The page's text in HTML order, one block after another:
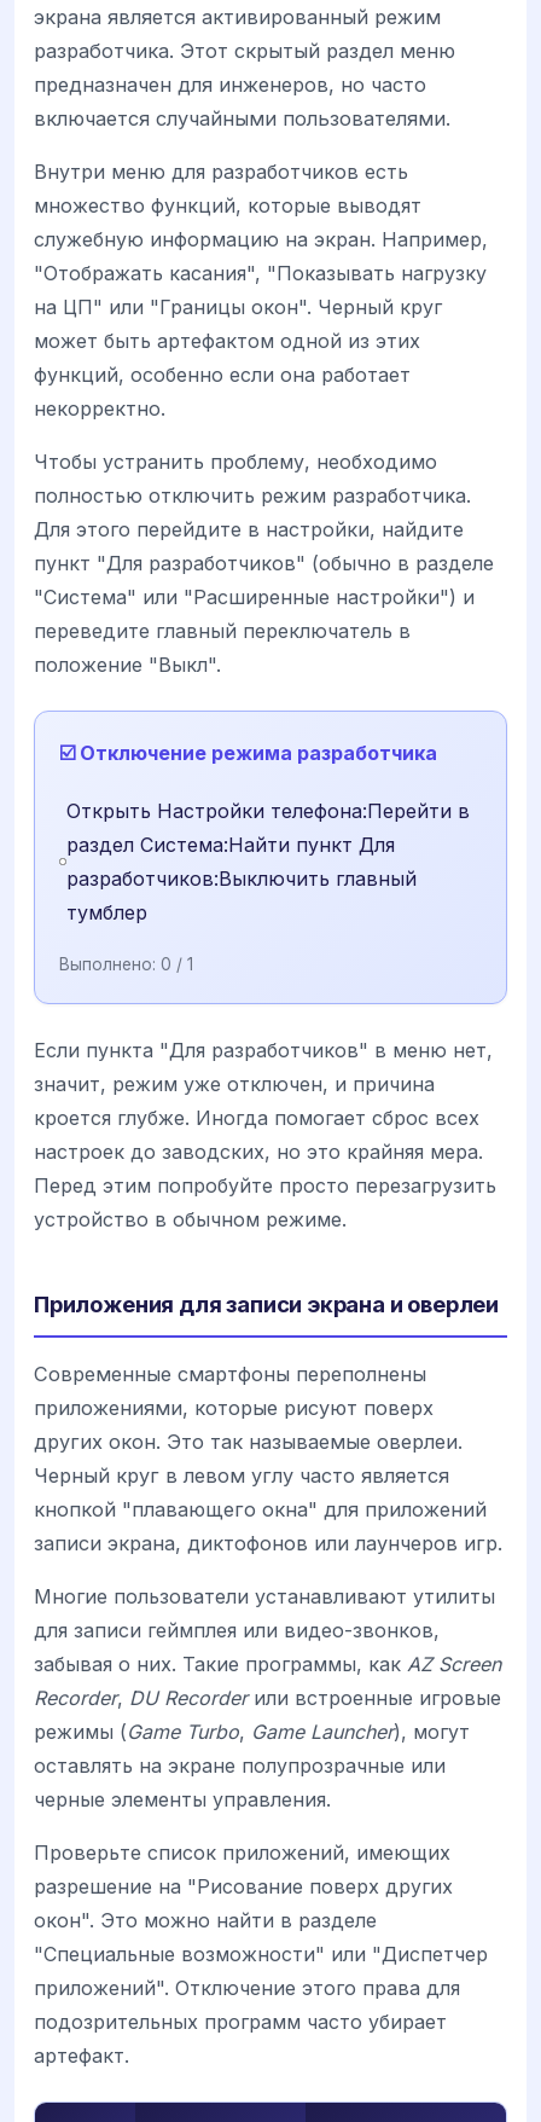
экрана является активированный режим
разработчика. Этот скрытый раздел меню
предназначен для инженеров, но часто
включается случайными пользователями.
Внутри меню для разработчиков есть
множество функций, которые выводят
служебную информацию на экран. Например,
"Отображать касания", "Показывать нагрузку
на ЦП" или "Границы окон". Черный круг
может быть артефактом одной из этих
функций, особенно если она работает
некорректно.
Чтобы устранить проблему, необходимо
полностью отключить режим разработчика.
Для этого перейдите в настройки, найдите
пункт "Для разработчиков" (обычно в разделе
"Система" или "Расширенные настройки") и
переведите главный переключатель в
положение "Выкл".
☑️ Отключение режима разработчика
Открыть Настройки телефона:Перейти в
раздел Система:Найти пункт Для
разработчиков:Выключить главный
тумблер
Выполнено: 0 / 1
Если пункта "Для разработчиков" в меню нет,
значит, режим уже отключен, и причина
кроется глубже. Иногда помогает сброс всех
настроек до заводских, но это крайняя мера.
Перед этим попробуйте просто перезагрузить
устройство в обычном режиме.
Приложения для записи экрана и оверлеи
Современные смартфоны переполнены
приложениями, которые рисуют поверх
других окон. Это так называемые оверлеи.
Черный круг в левом углу часто является
кнопкой "плавающего окна" для приложений
записи экрана, диктофонов или лаунчеров игр.
Многие пользователи устанавливают утилиты
для записи геймплея или видео-звонков,
забывая о них. Такие программы, как AZ Screen
Recorder, DU Recorderили встроенные игровые
режимы (Game Turbo, Game Launcher), могут
оставлять на экране полупрозрачные или
черные элементы управления.
Проверьте список приложений, имеющих
разрешение на "Рисование поверх других
окон". Это можно найти в разделе
"Специальные возможности" или "Диспетчер
приложений". Отключение этого права для
подозрительных программ часто убирает
артефакт.